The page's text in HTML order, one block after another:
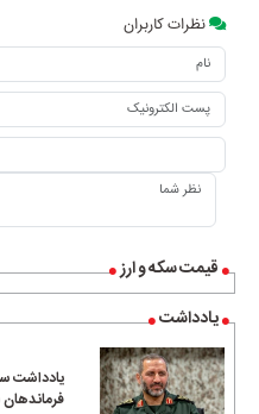
قیمت سکه و ارز
یادداشت
یادداشت
نظرات کاربران